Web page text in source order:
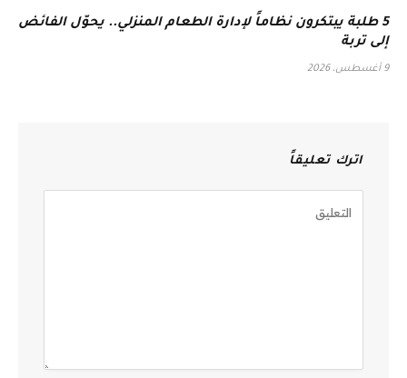
5 طلبة يبتكرون نظاماً لإدارة الطعام المنزلي.. يحوّل الفائض
إلى تربة
9 أغسطس، 2026
اترك تعليقاً